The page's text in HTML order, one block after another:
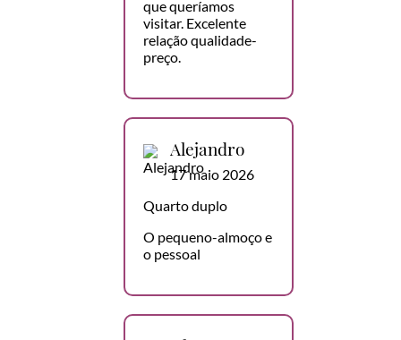
que queríamos
visitar. Excelente
relação qualidade-
preço.
Alejandro
17 maio 2026
Quarto duplo
O pequeno-almoço e
o pessoal